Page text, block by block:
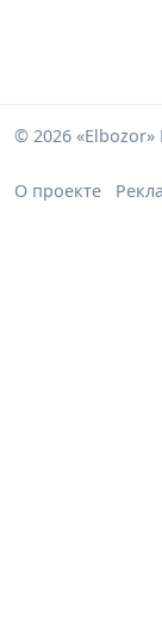
© 2026
О проекте